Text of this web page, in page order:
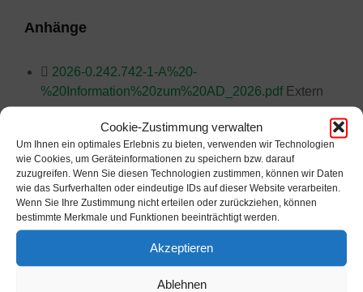
Cookie-Zustimmung verwalten
Um Ihnen ein optimales Erlebnis zu bieten, verwenden wir Technologien
wie Cookies, um Geräteinformationen zu speichern bzw. darauf
zuzugreifen. Wenn Sie diesen Technologien zustimmen, können wir Daten
wie das Surfverhalten oder eindeutige IDs auf dieser Website verarbeiten.
Wenn Sie Ihre Zustimmung nicht erteilen oder zurückziehen, können
bestimmte Merkmale und Funktionen beeinträchtigt werden.
Akzeptieren
Ablehnen
Anhänge
2026-0.242.742-1-A%20-
%20Information%20zum%20AD_2026.pdf Extern
Vorherige
Protokoll vom 13. Dezember 2025
Nächste
Tarife Räumlichkeiten der Gemeinde